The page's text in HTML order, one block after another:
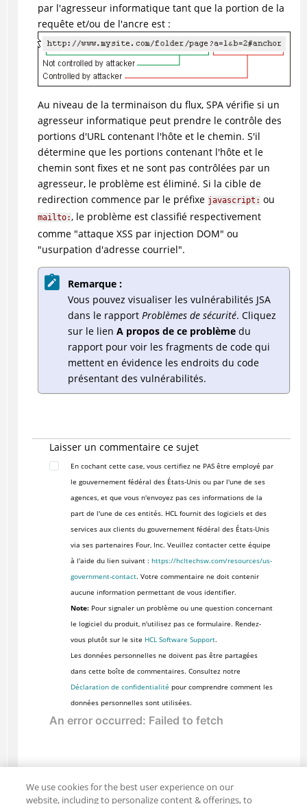
par l'agresseur informatique tant que la portion de la
requête et/ou de l'ancre est :
Au niveau de la terminaison du flux, SPA vérifie si un
agresseur informatique peut prendre le contrôle des
portions d'URL contenant l'hôte et le chemin. S'il
détermine que les portions contenant l'hôte et le
chemin sont fixes et ne sont pas contrôlées par un
agresseur, le problème est éliminé. Si la cible de
redirection commence par le préfixe javascript: ou
mailto:, le problème est classifié respectivement
comme "attaque XSS par injection DOM" ou
"usurpation d'adresse courriel".
Remarque :
Vous pouvez visualiser les vulnérabilités JSA
dans le rapport Problèmes de sécurité. Cliquez
sur le lien A propos de ce problèmedu
rapport pour voir les fragments de code qui
mettent en évidence les endroits du code
présentant des vulnérabilités.
Laisser un commentaire ce sujet
En cochant cette case, vous certifiez ne PAS être employé par
le gouvernement fédéral des États-Unis ou par l'une de ses
agences, et que vous n'envoyez pas ces informations de la
part de l'une de ces entités. HCL fournit des logiciels et des
services aux clients du gouvernement fédéral des États-Unis
via ses partenaires Four, Inc. Veuillez contacter cette équipe
à l'aide du lien suivant : https://hcltechsw.com/resources/us-
government-contact. Votre commentaire ne doit contenir
aucune information permettant de vous identifier.
Note:Pour signaler un problème ou une question concernant
le logiciel du produit, n'utilisez pas ce formulaire. Rendez-
vous plutôt sur le site HCL Software Support.
Les données personnelles ne doivent pas être partagées
dans cette boîte de commentaires. Consultez notre
Déclaration de confidentialité pour comprendre comment les
données personnelles sont utilisées.
We use cookies for the best user experience on our
website, including to personalize content & offerings, to